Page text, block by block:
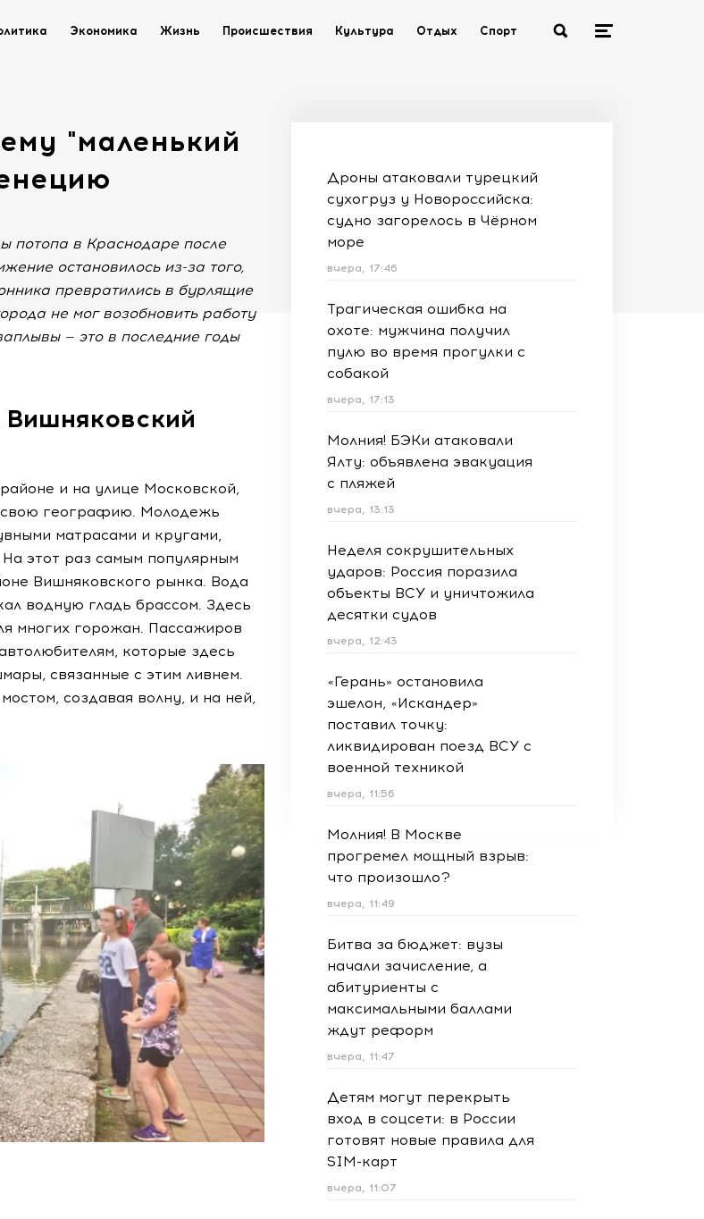
Экономика Жизнь Происшествия Культура Отдых Спорт
"маленький
потопа в Краснодаре после
остановилось из-за того,
превратились в бурлящие
не мог возобновить работу
— это в последние годы
и на улице Московской,
географию. Молодежь
матрасами и кругами,
этот раз самым популярным
Вишняковского рынка. Вода
водную гладь брассом. Здесь
многих горожан. Пассажиров
которые здесь
связанные с этим ливнем.
создавая волну, и на ней,
Дроны атаковали турецкий
сухогруз у Новороссийска:
судно загорелось в Чёрном
море
вчера, 17:46
Трагическая ошибка на
охоте: мужчина получил
пулю во время прогулки с
собакой
вчера, 17:13
Молния! БЭКи атаковали
Ялту: объявлена эвакуация
с пляжей
вчера, 13:13
Неделя сокрушительных
ударов: Россия поразила
объекты ВСУ и уничтожила
десятки судов
вчера, 12:43
«Герань» остановила
эшелон, «Искандер»
поставил точку:
ликвидирован поезд ВСУ с
военной техникой
вчера, 11:56
Молния! В Москве
прогремел мощный взрыв:
что произошло?
вчера, 11:49
Битва за бюджет: вузы
начали зачисление, а
абитуриенты с
максимальными баллами
ждут реформ
вчера, 11:47
Детям могут перекрыть
вход в соцсети: в России
готовят новые правила для
SIM-карт
вчера, 11:07